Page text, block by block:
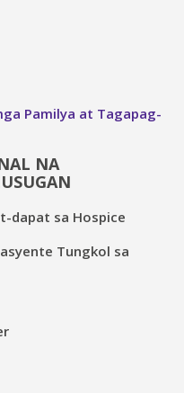
Pamilya at Tagapag-
NA
dapat sa Hospice
Tungkol sa